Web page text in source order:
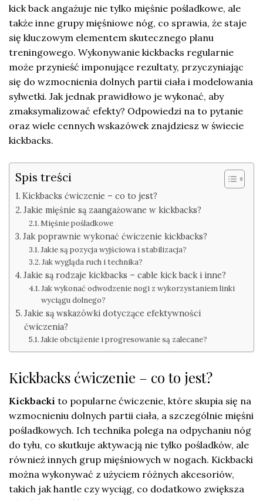
kick back angażuje nie tylko mięśnie pośladkowe, ale
także inne grupy mięśniowe nóg, co sprawia, że staje
się kluczowym elementem skutecznego planu
treningowego. Wykonywanie kickbacks regularnie
może przynieść imponujące rezultaty, przyczyniając
się do wzmocnienia dolnych partii ciała i modelowania
sylwetki. Jak jednak prawidłowo je wykonać, aby
zmaksymalizować efekty? Odpowiedzi na to pytanie
oraz wiele cennych wskazówek znajdziesz w świecie
kickbacks.
Spis treści
Kickbacks ćwiczenie – co to jest?
Jakie mięśnie są zaangażowane w kickbacks?
Mięśnie pośladkowe
Jak poprawnie wykonać ćwiczenie kickbacks?
Jakie są pozycja wyjściowa i stabilizacja?
Jak wygląda ruch i technika?
Jakie są rodzaje kickbacks – cable kick back i inne?
Jak wykonać odwodzenie nogi z wykorzystaniem linki
wyciągu dolnego?
Jakie są wskazówki dotyczące efektywności
ćwiczenia?
Jakie obciążenie i progresowanie są zalecane?
Kickbacks ćwiczenie – co to jest?
Kickbacki to popularne ćwiczenie, które skupia się na
wzmocnieniu dolnych partii ciała, a szczególnie mięśni
pośladkowych. Ich technika polega na odpychaniu nóg
do tyłu, co skutkuje aktywacją nie tylko pośladków, ale
również innych grup mięśniowych w nogach. Kickbacki
można wykonywać z użyciem różnych akcesoriów,
takich jak hantle czy wyciąg, co dodatkowo zwiększa